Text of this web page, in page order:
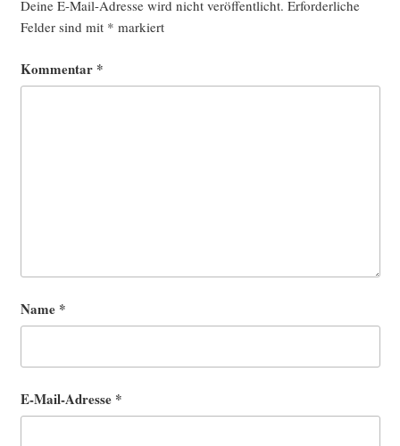
Deine E-Mail-Adresse wird nicht veröffentlicht. Erforderliche
Felder sind mit * markiert
Kommentar *
Name *
E-Mail-Adresse *